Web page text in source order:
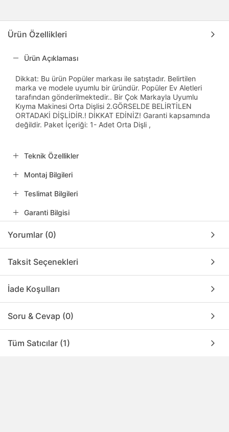
Ürün Özellikleri
Ürün Açıklaması
Dikkat: Bu ürün Popüler markası ile satıştadır. Belirtilen
marka ve modele uyumlu bir üründür. Popüler Ev Aletleri
tarafından gönderilmektedir.. Bir Çok Markayla Uyumlu
Kıyma Makinesi Orta Dişlisi 2.GÖRSELDE BELİRTİLEN
ORTADAKİ DİŞLİDİR.! DİKKAT EDİNİZ! Garanti kapsamında
değildir. Paket İçeriği: 1- Adet Orta Dişli ,
Teknik Özellikler
Montaj Bilgileri
Teslimat Bilgileri
Garanti Bilgisi
Yorumlar (0)
Taksit Seçenekleri
İade Koşulları
Soru & Cevap (0)
Tüm Satıcılar (1)